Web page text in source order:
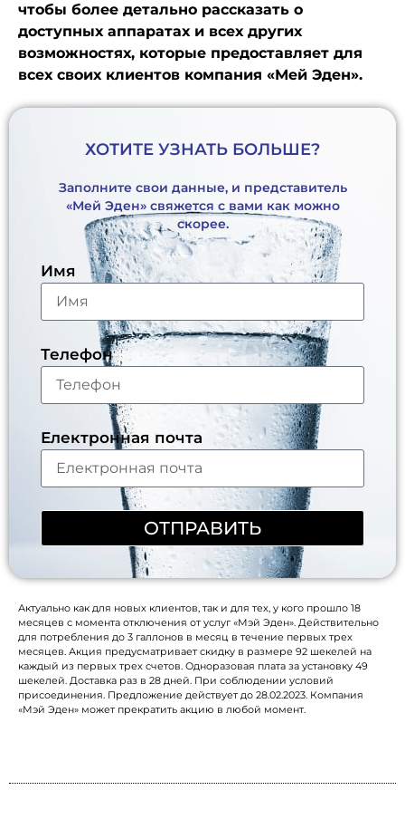
чтобы более детально рассказать о
доступных аппаратах и всех других
возможностях, которые предоставляет для
всех своих клиентов компания «Мей Эден».
ХОТИТЕ УЗНАТЬ БОЛЬШЕ?
Заполните свои данные, и представитель
«Мей Эден» свяжется с вами как можно
скорее.
Имя
Телефон
Електронная почта
ОТПРАВИТЬ
Актуально как для новых клиентов, так и для тех, у кого прошло 18
месяцев с момента отключения от услуг «Мэй Эден». Действительно
для потребления до 3 галлонов в месяц в течение первых трех
месяцев. Акция предусматривает скидку в размере 92 шекелей на
каждый из первых трех счетов. Одноразовая плата за установку 49
шекелей. Доставка раз в 28 дней. При соблюдении условий
присоединения. Предложение действует до 28.02.2023. Компания
«Мэй Эден» может прекратить акцию в любой момент.